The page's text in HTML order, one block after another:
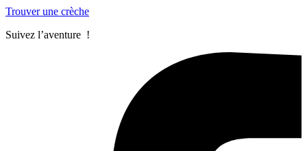
Trouver une crèche
Suivez l’aventure !